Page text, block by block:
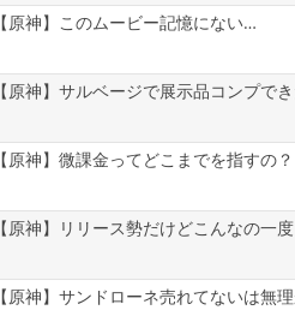
【原神】このムービー記憶にない…
【原神】サルベージで展示品コンプで
【原神】微課金ってどこまでを指すの？
【原神】リリース勢だけどこんなの一度
【原神】サンドローネ売れてないは無理